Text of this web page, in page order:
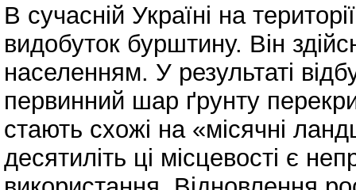
В сучасній Україні на
видобуток бурштину. Він
населенням. У результаті
первинний шар ґрунту
стають схожі на «місячні
десятиліть ці місцевості є